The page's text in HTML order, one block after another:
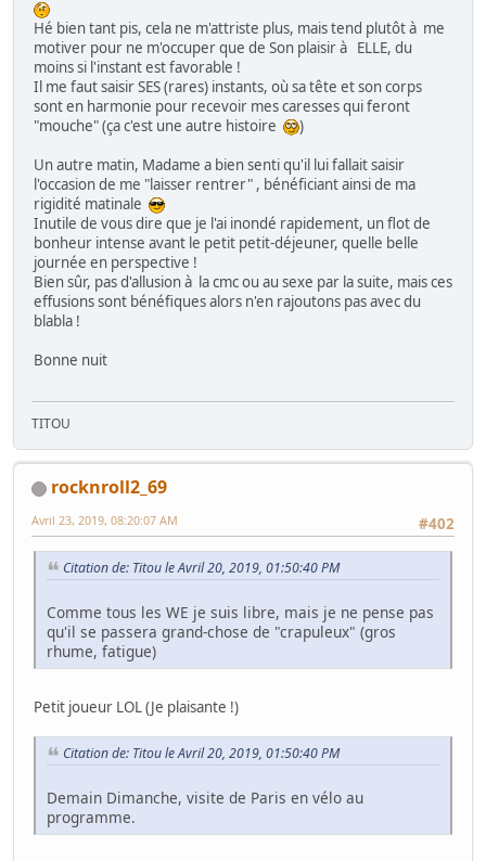
Hé bien tant pis, cela ne m'attriste plus, mais tend plutôt à me
motiver pour ne m'occuper que de Son plaisir à ELLE, du
moins si l'instant est favorable !
Il me faut saisir SES (rares) instants, où sa tête et son corps
sont en harmonie pour recevoir mes caresses qui feront
"mouche" (ça c'est une autre histoire
)
Un autre matin, Madame a bien senti qu'il lui fallait saisir
l'occasion de me "laisser rentrer" , bénéficiant ainsi de ma
rigidité matinale
Inutile de vous dire que je l'ai inondé rapidement, un flot de
bonheur intense avant le petit petit-déjeuner, quelle belle
journée en perspective !
Bien sûr, pas d'allusion à la cmc ou au sexe par la suite, mais ces
effusions sont bénéfiques alors n'en rajoutons pas avec du
blabla !
Bonne nuit
TITOU
rocknroll2_69
#402
Avril 23, 2019, 08:20:07 AM
Citation de: Titou le Avril 20, 2019, 01:50:40 PM
Comme tous les WE je suis libre, mais je ne pense pas
qu'il se passera grand-chose de "crapuleux" (gros
rhume, fatigue)
Petit joueur LOL (Je plaisante !)
Citation de: Titou le Avril 20, 2019, 01:50:40 PM
Demain Dimanche, visite de Paris en vélo au
programme.